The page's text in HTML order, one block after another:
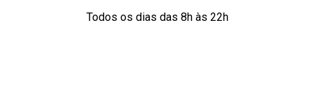
Todos os dias das 8h às 22h